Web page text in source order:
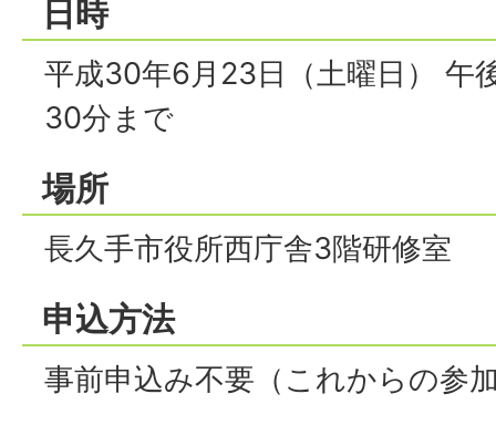
日時
平成30年6月23日（土曜日） 午
30分まで
場所
長久手市役所西庁舎3階研修室
申込方法
事前申込み不要（これからの参